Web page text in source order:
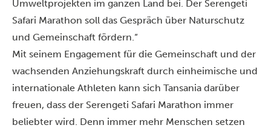
Umweltprojekten im ganzen Land bei. Der Serengeti
Safari Marathon soll das Gespräch über Naturschutz
und Gemeinschaft fördern.“
Mit seinem Engagement für die Gemeinschaft und der
wachsenden Anziehungskraft durch einheimische und
internationale Athleten kann sich Tansania darüber
freuen, dass der Serengeti Safari Marathon immer
beliebter wird. Denn immer mehr Menschen setzen